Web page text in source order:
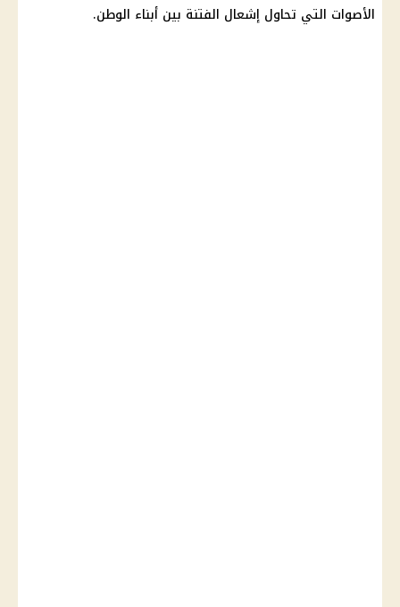
الأصوات التي تحاول إشعال الفتنة بين أبناء الوطن.